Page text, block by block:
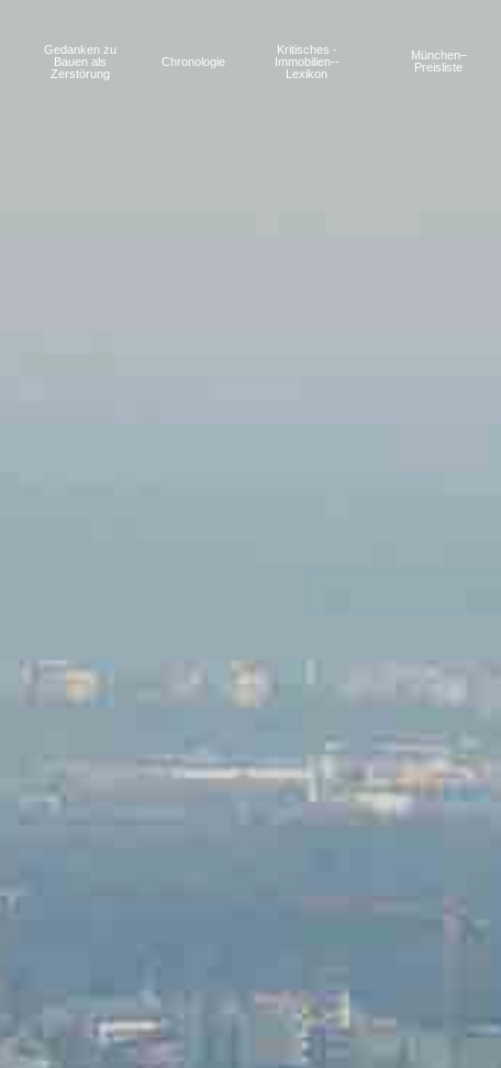
Gedanken zu
Bauen als
Zerstörung
Chronologie
Kritisches ­
Immobilien-­
Lexikon
München–
Preisliste